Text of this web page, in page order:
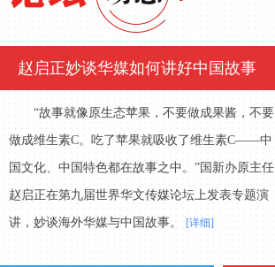
赵启正妙谈华媒如何讲好中国故事
“故事就像原生态苹果，不要做成果酱，不要
做成维生素C。吃了苹果就吸收了维生素C——中
国文化、中国特色都在故事之中。”国新办原主任
赵启正在第九届世界华文传媒论坛上发表专题演
讲，妙谈海外华媒与中国故事。 [详细]